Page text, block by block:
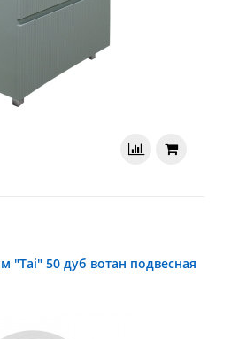
"Tai" 50 дуб вотан подвесная